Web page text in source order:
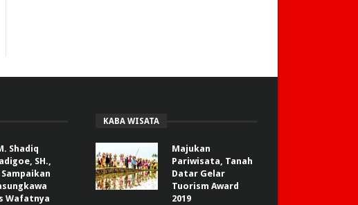
Shadiq
SH.,
Sampaikan
Wafatnya
KABA WISATA
Majukan
Pariwisata, Tanah
Datar Gelar
Tuorism Award
2019